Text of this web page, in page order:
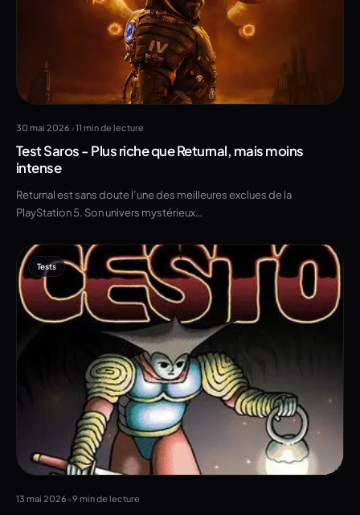
30 mai 2026 •11 min de lecture
Test Saros - Plus riche que Returnal, mais moins
intense
Returnal est sans doute l’une des meilleures exclues de la
PlayStation 5. Son univers mystérieux…
Tests
13 mai 2026 •9 min de lecture